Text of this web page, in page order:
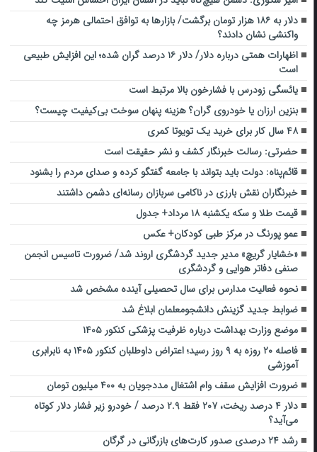
دلار به ۱۸۶ هزار تومان برگشت/ بازارها به توافق احتمالی هرمز چه
واکنشی نشان دادند؟
اظهارات همتی درباره دلار/ دلار ۱۶ درصد گران شده؛ این افزایش طبیعی
است
یائسگی زودرس با فشارخون بالا مرتبط است
بنزین ارزان یا خودروی گران؟ هزینه پنهان سوخت بی‌کیفیت چیست؟
۴۸ سال کار برای خرید یک تویوتا کمری
حضرتی: رسالت خبرنگار کشف و نشر حقیقت است
قائم‌پناه: دولت باید بتواند با جامعه گفتگو کرده و صدای مردم را بشنود
خبرنگاران نقش بارزی در ناکامی سربازان رسانه‌ای دشمن داشتند
قیمت طلا و سکه یکشنبه ۱۸ مرداد+ جدول
عمو پورنگ در مرکز طبی کودکان+ عکس
«خشایار گریچ» مدیر جدید گردشگری اروند شد/ ضرورت تاسیس انجمن
صنفی دفاتر هوایی و گردشگری
نحوه فعالیت مدارس برای سال تحصیلی آینده مشخص شد
ضوابط جدید گزینش دانشجومعلمان ابلاغ شد
موضع وزارت بهداشت درباره ظرفیت پزشکی کنکور ۱۴۰۵
فاصله ۲۰ روزه به ۹ روز رسید؛ اعتراض داوطلبان کنکور ۱۴۰۵ به نابرابری
آموزشی
ضرورت افزایش سقف وام اشتغال مددجویان به ۴۰۰ میلیون تومان
دلار ۴ درصد ریخت، ۲۰۷ فقط ۲.۹ درصد / خودرو زیر فشار دلار کوتاه
می‌آید؟
رشد ۲۴ درصدی صدور کارت‌های بازرگانی در گرگان